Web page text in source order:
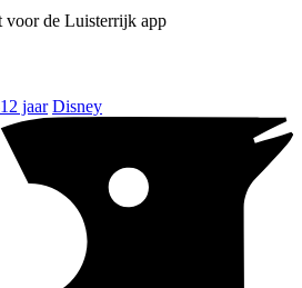
voor de Luisterrijk app
jaar Disney